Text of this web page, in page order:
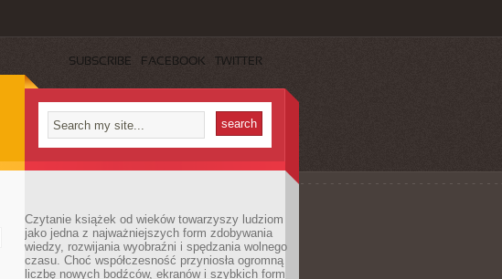
SUBSCRIBE FACEBOOK TWITTER
Czytanie książek od wieków towarzyszy ludziom
jako jedna z najważniejszych form zdobywania
wiedzy, rozwijania wyobraźni i spędzania wolnego
czasu. Choć współczesność przyniosła ogromną
liczbę nowych bodźców, ekranów i szybkich form